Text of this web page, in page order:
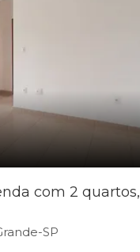
com 2 quartos,
SP